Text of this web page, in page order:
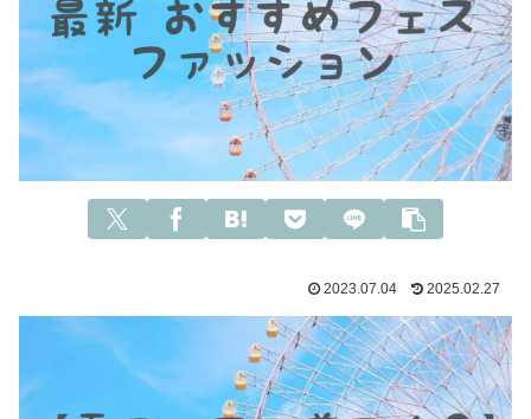
2023.07.04 2025.02.27